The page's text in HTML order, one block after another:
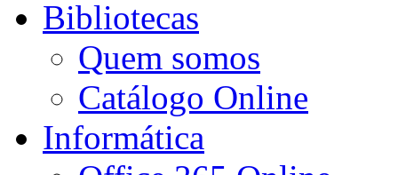
Bibliotecas
Quem somos
Catálogo Online
Informática